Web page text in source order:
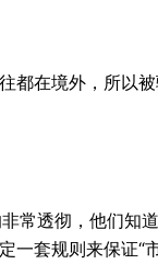
都在境外，所以
透彻，他们知道
一套规则来保证“